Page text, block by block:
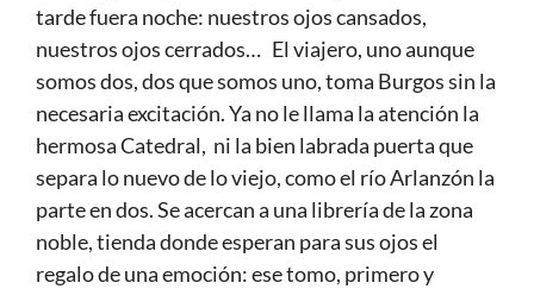
tarde fuera noche: nuestros ojos cansados,
nuestros ojos cerrados… El viajero, uno aunque
somos dos, dos que somos uno, toma Burgos sin la
necesaria excitación. Ya no le llama la atención la
hermosa Catedral, ni la bien labrada puerta que
separa lo nuevo de lo viejo, como el río Arlanzón la
parte en dos. Se acercan a una librería de la zona
noble, tienda donde esperan para sus ojos el
regalo de una emoción: ese tomo, primero y